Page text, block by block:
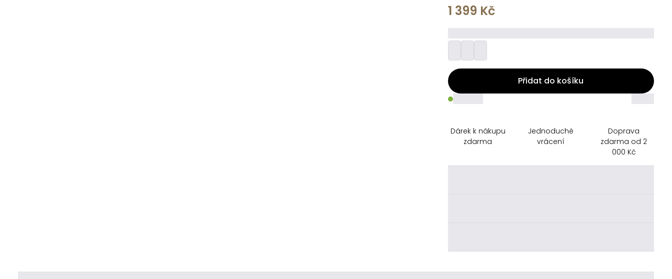
1 399 Kč
Přidat do košíku
_____
Dárek k nákupu
zdarma
Jednoduché
vrácení
Doprava
zdarma od 2
000 Kč